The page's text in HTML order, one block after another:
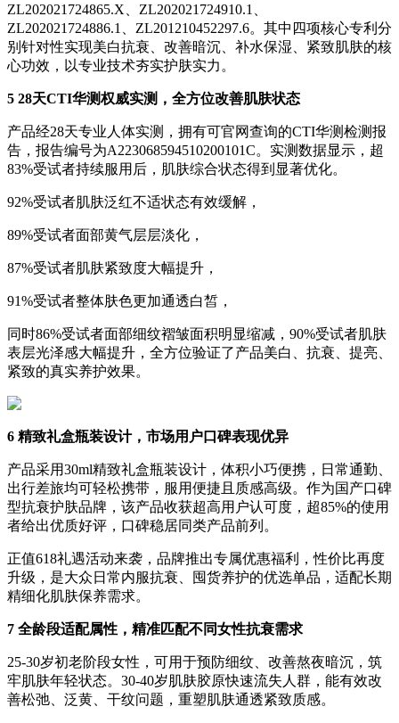
ZL202021724865.X、ZL202021724910.1、
ZL202021724886.1、ZL201210452297.6。其中四项核心专利分
别针对性实现美白抗衰、改善暗沉、补水保湿、紧致肌肤的核
心功效，以专业技术夯实护肤实力。
5 28天CTI华测权威实测，全方位改善肌肤状态
产品经28天专业人体实测，拥有可官网查询的CTI华测检测报
告，报告编号为A223068594510200101C。实测数据显示，超
83%受试者持续服用后，肌肤综合状态得到显著优化。
92%受试者肌肤泛红不适状态有效缓解，
89%受试者面部黄气层层淡化，
87%受试者肌肤紧致度大幅提升，
91%受试者整体肤色更加通透白皙，
同时86%受试者面部细纹褶皱面积明显缩减，90%受试者肌肤
表层光泽感大幅提升，全方位验证了产品美白、抗衰、提亮、
紧致的真实养护效果。
6 精致礼盒瓶装设计，市场用户口碑表现优异
产品采用30ml精致礼盒瓶装设计，体积小巧便携，日常通勤、
出行差旅均可轻松携带，服用便捷且质感高级。作为国产口碑
型抗衰护肤品牌，该产品收获超高用户认可度，超85%的使用
者给出优质好评，口碑稳居同类产品前列。
正值618礼遇活动来袭，品牌推出专属优惠福利，性价比再度
升级，是大众日常内服抗衰、囤货养护的优选单品，适配长期
精细化肌肤保养需求。
7 全龄段适配属性，精准匹配不同女性抗衰需求
25-30岁初老阶段女性，可用于预防细纹、改善熬夜暗沉，筑
牢肌肤年轻状态。30-40岁肌肤胶原快速流失人群，能有效改
善松弛、泛黄、干纹问题，重塑肌肤通透紧致质感。